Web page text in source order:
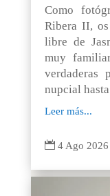
Como
Ribera II,
libre de
muy
verdaderas
nupcial
Leer más...
 4 Ago 2026